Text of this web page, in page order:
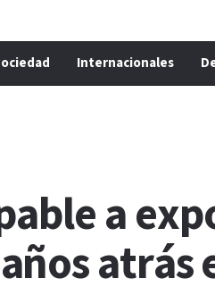
Internacionales
a
atrás